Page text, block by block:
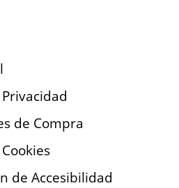
de Compra
de Accesibilidad